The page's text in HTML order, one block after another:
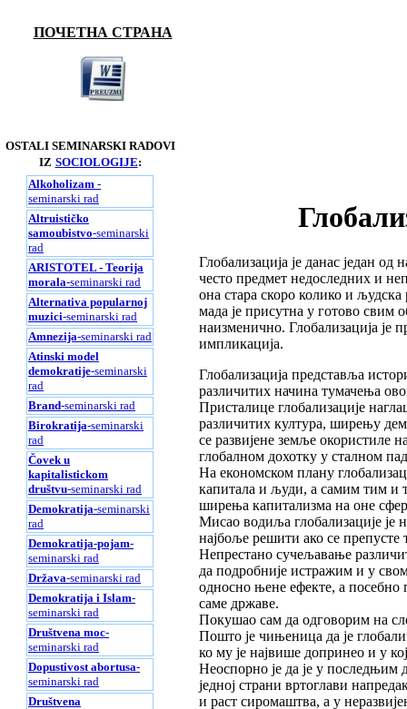
ПОЧЕТНА СТРАНА
OSTALI SEMINARSKI RADOVI
IZ SOCIOLOGIJE:
Alkoholizam -
seminarski rad
Altruističko
samoubistvo-seminarski
rad
ARISTOTEL - Teorija
morala-seminarski rad
Alternativa popularnoj
muzici-seminarski rad
Amnezija-seminarski rad
Atinski model
demokratije-seminarski
rad
Brand-seminarski rad
Birokratija-seminarski
rad
Čovek u
kapitalistickom
društvu-seminarski rad
Demokratija-seminarski
rad
Demokratija-pojam-
seminarski rad
Država-seminarski rad
Demokratija i Islam-
seminarski rad
Društvena moc-
seminarski rad
Dopustivost abortusa-
seminarski rad
Društvena
Глобализација је данас један
често предмет недоследних и
она стара скоро колико и
мада је присутна у готово свим
наизменично. Глобализација је
импликација.
Глобализација представља
различитих начина тумачења
Присталице глобализације
различитих култура, ширењу
се развијене земље окористиле
глобалном дохотку у сталном
На економском плану
капитала и људи, а самим тим и
ширења капитализма на оне
Мисао водиља глобализације је
најбоље решити ако се
Непрестано сучељавање
да подробније истражим и у
односно њене ефекте, а посебно
саме државе.
Покушао сам да одговорим на
Пошто је чињеница да је
ко му је највише допринео и у
Неоспорно је да је у
једној страни вртоглави
и раст сиромаштва, а у